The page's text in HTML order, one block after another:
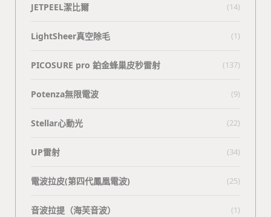
JETPEEL潔比爾 (14)
LightSheer真空除毛 (1)
PICOSURE pro 鉑金蜂巢皮秒雷射 (137)
Potenza無限電波 (9)
Stellar心動光 (22)
UP雷射 (34)
電波拉皮(第四代鳳凰電波) (25)
⾳波拉提（海芙⾳波） (1)